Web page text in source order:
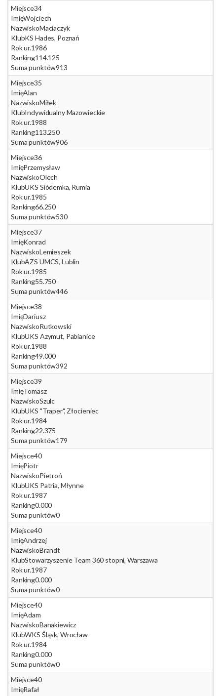
Miejsce34
ImięWojciech
NazwiskoMaciaczyk
KlubKS Hades, Poznań
Rok ur.1986
Ranking114.125
Suma punktów913
Miejsce35
ImięAlan
NazwiskoMiłek
KlubIndywidualny Mazowieckie
Rok ur.1988
Ranking113.250
Suma punktów906
Miejsce36
ImięPrzemysław
NazwiskoOlech
KlubUKS Siódemka, Rumia
Rok ur.1985
Ranking66.250
Suma punktów530
Miejsce37
ImięKonrad
NazwiskoLemieszek
KlubAZS UMCS, Lublin
Rok ur.1985
Ranking55.750
Suma punktów446
Miejsce38
ImięDariusz
NazwiskoRutkowski
KlubUKS Azymut, Pabianice
Rok ur.1988
Ranking49.000
Suma punktów392
Miejsce39
ImięTomasz
NazwiskoSzulc
KlubUKS "Traper", Złocieniec
Rok ur.1984
Ranking22.375
Suma punktów179
Miejsce40
ImięPiotr
NazwiskoPietroń
KlubUKS Patria, Młynne
Rok ur.1987
Ranking0.000
Suma punktów0
Miejsce40
ImięAndrzej
NazwiskoBrandt
KlubStowarzyszenie Team 360 stopni, Warszawa
Rok ur.1987
Ranking0.000
Suma punktów0
Miejsce40
ImięAdam
NazwiskoBanakiewicz
KlubWKS Śląsk, Wrocław
Rok ur.1984
Ranking0.000
Suma punktów0
Miejsce40
ImięRafał